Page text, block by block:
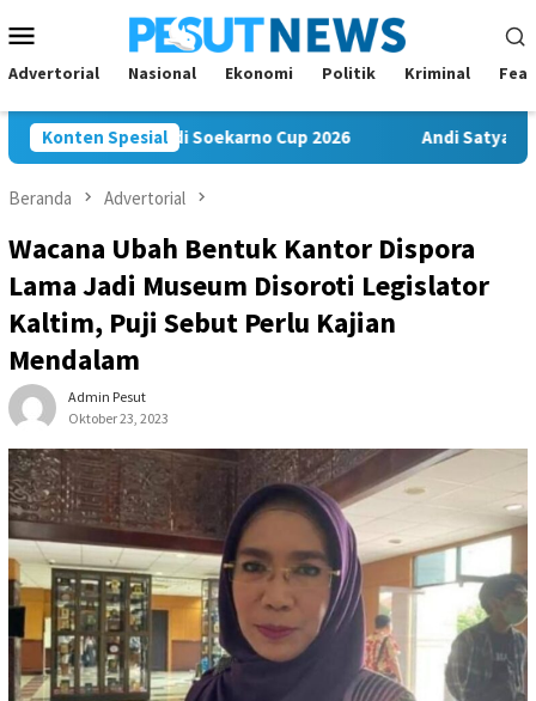
ke
kontenMobile
Advertorial Nasional Ekonomi Politik Kriminal
Konten Spesial
Misi Juara di Soekarno Cup 2026 Andi Satya Nahkodai
Beranda Advertorial
Wacana Ubah Bentuk Kantor Dispora
Lama Jadi Museum Disoroti Legislator
Kaltim, Puji Sebut Perlu Kajian
Mendalam
Admin Pesut
Oktober 23, 2023